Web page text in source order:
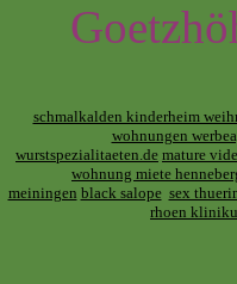
schmalkalden kinderheim
wohnungen
wurstspezialitaeten.de mature
wohnung miete
meiningen black salope sex
rhoen